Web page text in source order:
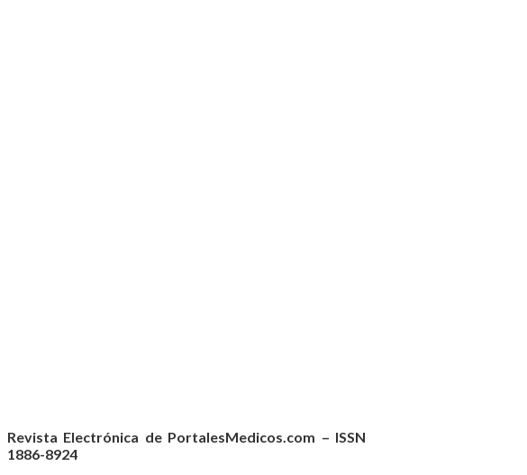
Revista Electrónica de PortalesMedicos.com – ISSN
1886-8924